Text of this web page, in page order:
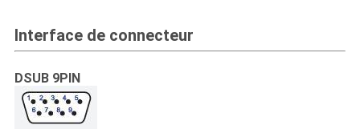
Interface de connecteur
DSUB 9PIN